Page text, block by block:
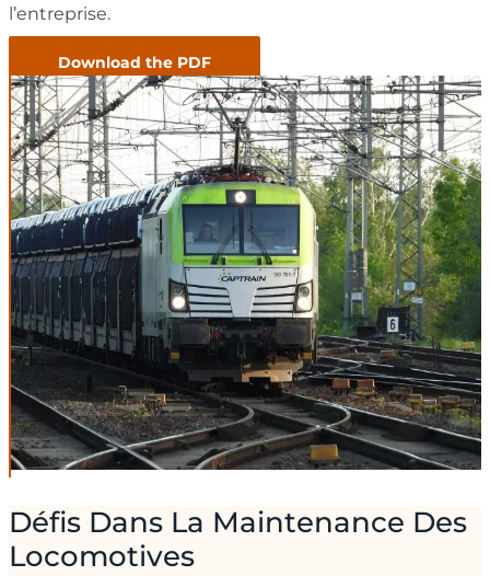
l’entreprise.
Download the PDF
Défis Dans La Maintenance Des
Locomotives